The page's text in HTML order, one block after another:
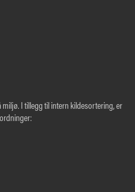
I tillegg til intern kildesortering, er